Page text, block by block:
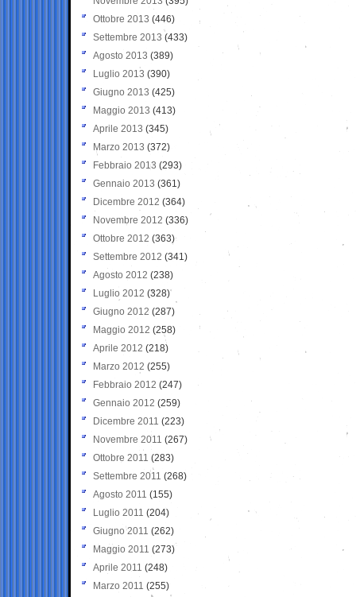
Ottobre 2013 (446)
Settembre 2013 (433)
Agosto 2013 (389)
Luglio 2013 (390)
Giugno 2013 (425)
Maggio 2013 (413)
Aprile 2013 (345)
Marzo 2013 (372)
Febbraio 2013 (293)
Gennaio 2013 (361)
Dicembre 2012 (364)
Novembre 2012 (336)
Ottobre 2012 (363)
Settembre 2012 (341)
Agosto 2012 (238)
Luglio 2012 (328)
Giugno 2012 (287)
Maggio 2012 (258)
Aprile 2012 (218)
Marzo 2012 (255)
Febbraio 2012 (247)
Gennaio 2012 (259)
Dicembre 2011 (223)
Novembre 2011 (267)
Ottobre 2011 (283)
Settembre 2011 (268)
Agosto 2011 (155)
Luglio 2011 (204)
Giugno 2011 (262)
Maggio 2011 (273)
Aprile 2011 (248)
Marzo 2011 (255)